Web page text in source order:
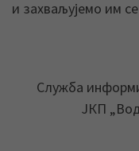
и захваљујемо им
Служба
ЈКП